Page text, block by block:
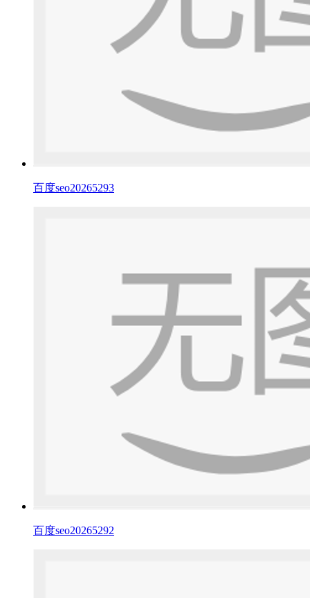
百度seo20265293
百度seo20265292